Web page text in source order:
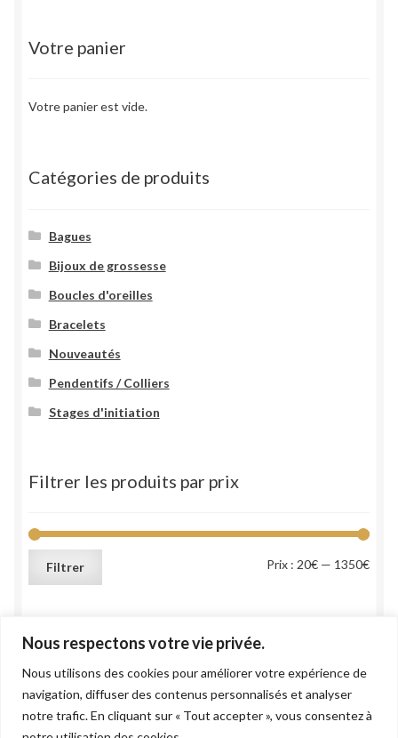
Nous respectons votre vie privée.
Nous utilisons des cookies pour améliorer votre expérience de
navigation, diffuser des contenus personnalisés et analyser
notre trafic. En cliquant sur « Tout accepter », vous consentez à
Votre panier
Votre panier est vide.
Catégories de produits
Bagues
Bijoux de grossesse
Boucles d'oreilles
Bracelets
Nouveautés
Pendentifs / Colliers
Stages d'initiation
Filtrer les produits par prix
Prix
Prix
Filtrer Prix : 20€ — 1350€
© 2021 Atelier LD Création -Mentions légales